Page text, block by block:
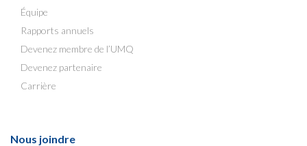
Équipe
Rapports annuels
Devenez membre de l’UMQ
Devenez partenaire
Carrière
Nous joindre